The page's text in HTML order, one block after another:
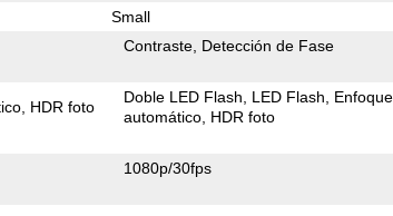
Small
Contraste Detección de Fase
HDR foto
Doble LED Flash LED Flash
Enfoque
automático HDR foto
1080p/30fps